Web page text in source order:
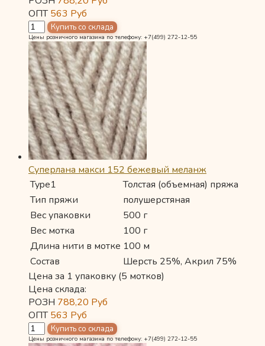
ОПТ563 Руб
Цены розничного магазина по телефону: +7(499) 272-12-55
Суперлана макси 152 бежевый меланж
Type1
Толстая (объемная) пряжа
Тип пряжи
полушерстяная
Вес упаковки
500 г
Вес мотка
100 г
Длина нити в мотке 100 м
Состав
Шерсть 25%, Акрил 75%
Цена за 1 упаковку (5 мотков)
Цена склада:
РОЗН 788,20 Руб
ОПТ563 Руб
Цены розничного магазина по телефону: +7(499) 272-12-55